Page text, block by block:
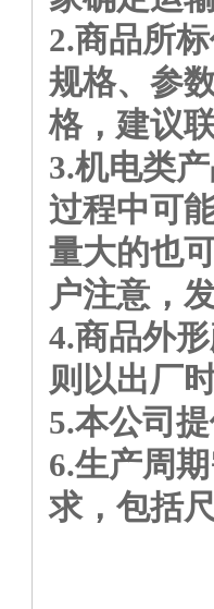
2.商品所
规格、参
格，建议
3.机电类
过程中可
量大的也
户注意，
4.商品外
则以出厂
5.本公司
6.生产周
求，包括